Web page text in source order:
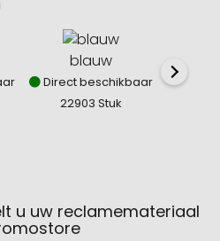
blauw
Direct beschikbaar
22903 Stuk
Direct
u uw reclamemateriaal